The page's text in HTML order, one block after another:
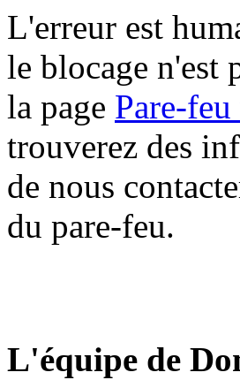
L'erreur est
le blocage n'est
la page Pare-
trouverez des
de nous
du pare-feu.
L'équipe de